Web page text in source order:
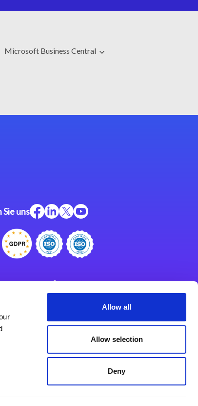
Allow all
Allow selection
Deny
Microsoft Business Central
Sie uns
Support
Impressum